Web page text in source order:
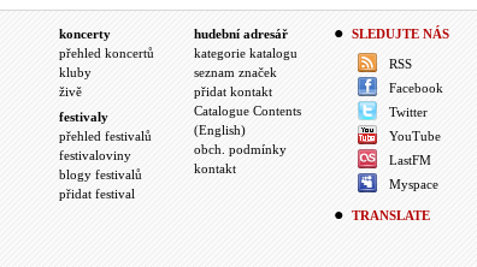
koncerty
přehled koncertů
kluby
živě
festivaly
přehled festivalů
festivaloviny
blogy festivalů
přidat festival
hudební adresář
kategorie katalogu
seznam značek
přidat kontakt
Catalogue Contents
(English)
obch. podmínky
kontakt
SLEDUJTE NÁS
RSS
Facebook
Twitter
YouTube
LastFM
Myspace
TRANSLATE